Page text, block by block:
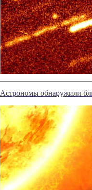
Астрономы обнаружили